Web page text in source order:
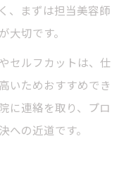
、まずは担当美容師
大切です。
セルフカットは、仕
いためおすすめでき
に連絡を取り、プロ
の近道です。